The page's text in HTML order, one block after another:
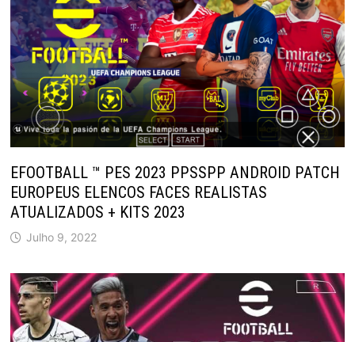
EFOOTBALL ™ PES 2023 PPSSPP ANDROID PATCH
EUROPEUS ELENCOS FACES REALISTAS
ATUALIZADOS + KITS 2023
Julho 9, 2022